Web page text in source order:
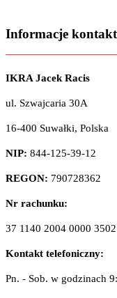
Informacje
IKRA Jacek Racis
ul. Szwajcaria 30A
16-400 Suwałki, Polska
NIP: 844-125-39-12
REGON: 790728362
Nr rachunku:
37 1140 2004 0000
Kontakt telefoniczny:
Pn. - Sob. w godzinach